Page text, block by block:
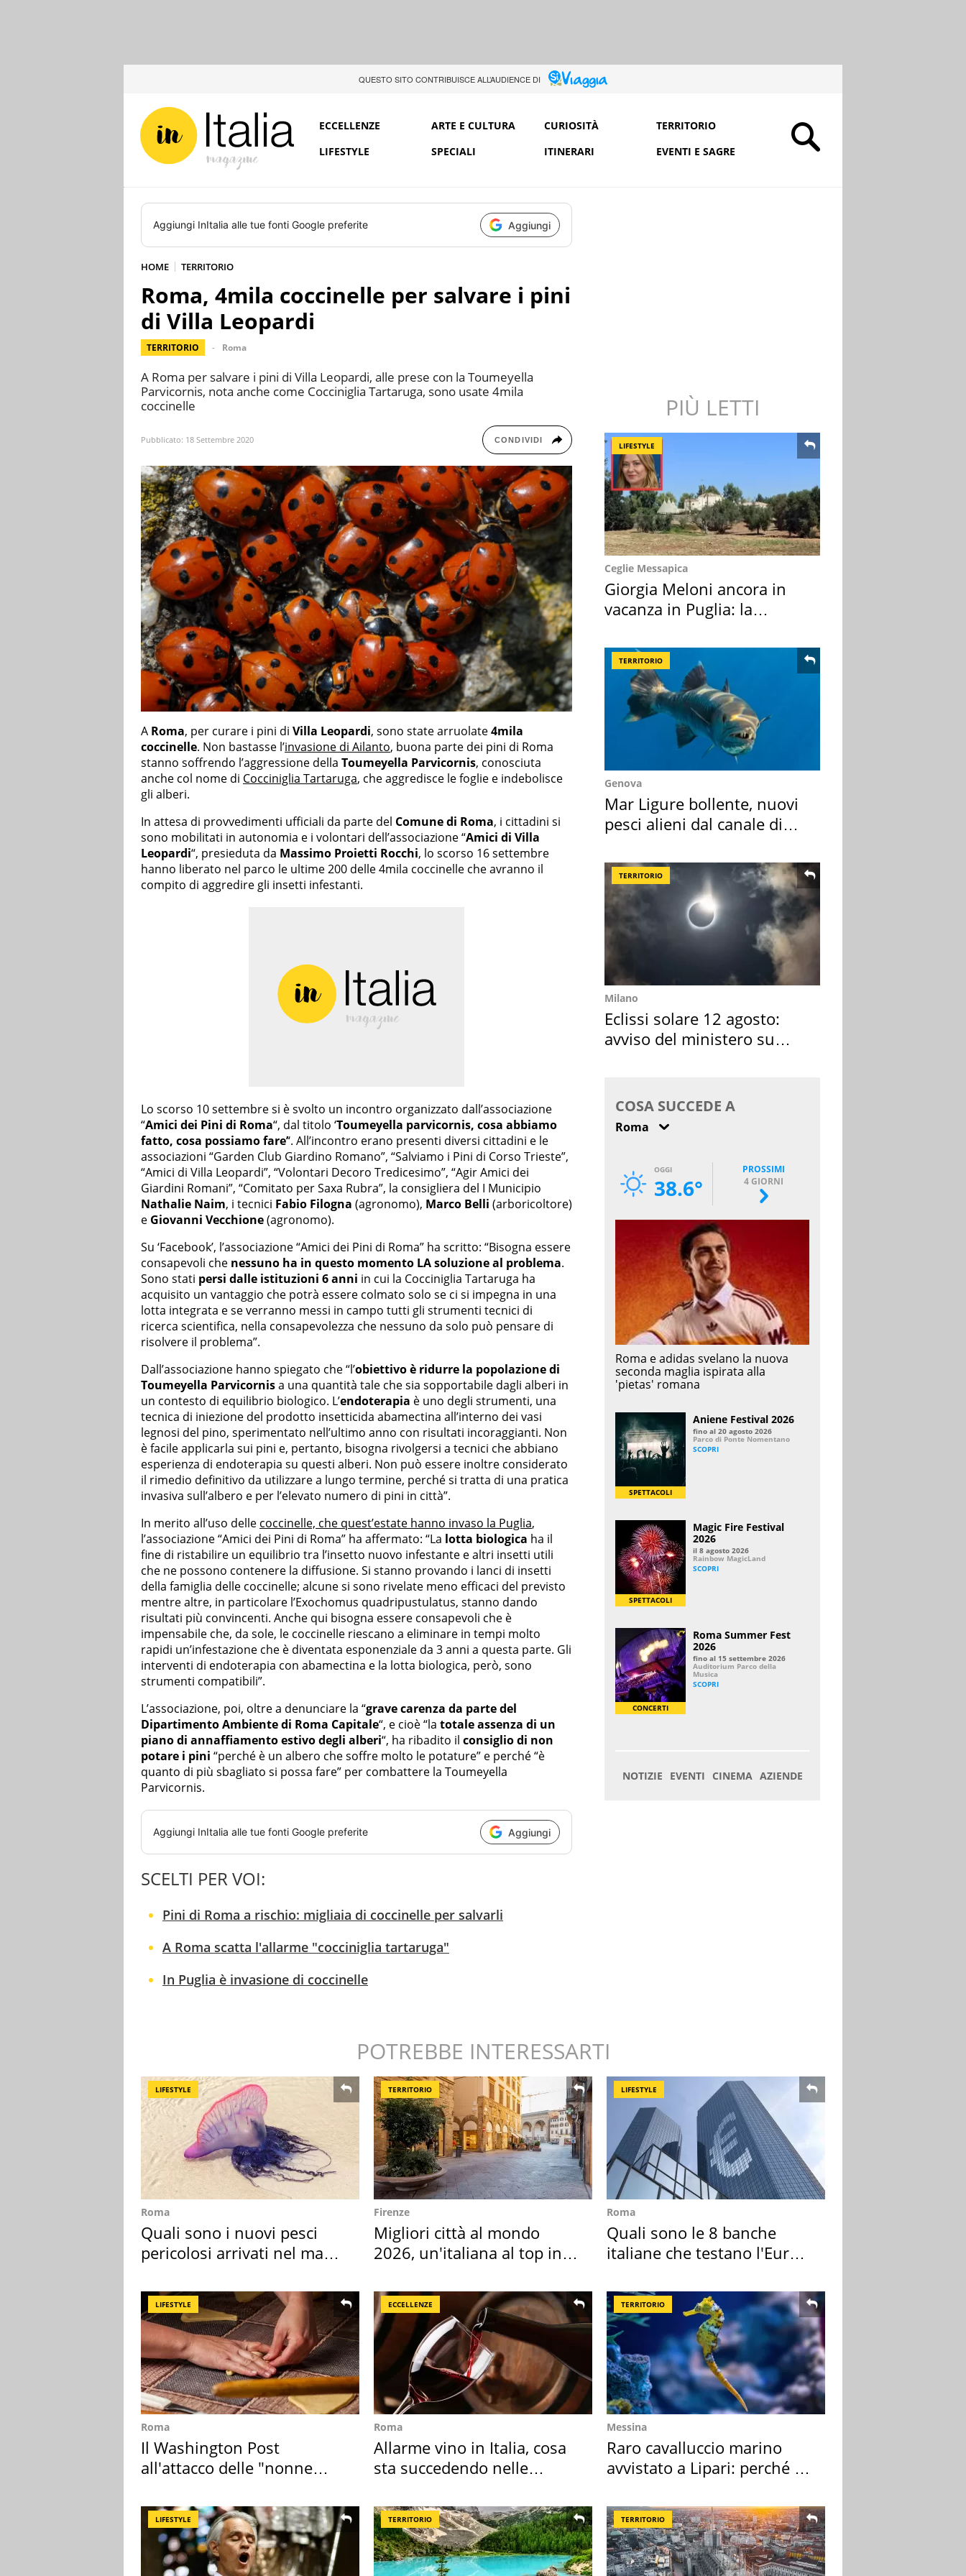
QUESTO SITO CONTRIBUISCE ALL’AUDIENCE DI
ECCELLENZE ARTE E CULTURA CURIOSITÀ
TERRITORIO
LIFESTYLE
SPECIALI ITINERARI EVENTI E SAGRE
Aggiungi InItalia alle tue fonti Google preferite Aggiungi
HOME TERRITORIO
Roma, 4mila coccinelle per salvare i pini
di Villa Leopardi
TERRITORIO Roma
A Roma per salvare i pini di Villa Leopardi, alle prese con la Toumeyella
Parvicornis, nota anche come Cocciniglia Tartaruga, sono usate 4mila
coccinelle
Pubblicato: 18 Settembre 2020 CONDIVIDI
A Roma, per curare i pini di Villa Leopardi, sono state arruolate4mila
coccinelle. Non bastasse l’invasione di Ailanto, buona parte dei pini di Roma
stanno soffrendo l’aggressione della Toumeyella Parvicornis, conosciuta
anche col nome di Cocciniglia Tartaruga, che aggredisce le foglie e indebolisce
gli alberi.
In attesa di provvedimenti ufficiali da parte del Comune di Roma, i cittadini si
sono mobilitati in autonomia e i volontari dell’associazione “Amici di Villa
Leopardi“, presieduta da Massimo Proietti Rocchi, lo scorso 16 settembre
hanno liberato nel parco le ultime 200 delle 4mila coccinelle che avranno il
compito di aggredire gli insetti infestanti.
Lo scorso 10 settembre si è svolto un incontro organizzato dall’associazione
“Amici dei Pini di Roma“, dal titolo ‘Toumeyella parvicornis, cosa abbiamo
fatto, cosa possiamo fare’‘. All’incontro erano presenti diversi cittadini e le
associazioni “Garden Club Giardino Romano”, “Salviamo i Pini di Corso Trieste”,
“Amici di Villa Leopardi”, “Volontari Decoro Tredicesimo”, “Agir Amici dei
Giardini Romani”, “Comitato per Saxa Rubra”, la consigliera del I Municipio
Nathalie Naim, i tecnici Fabio Filogna (agronomo), Marco Belli (arboricoltore)
e Giovanni Vecchione(agronomo).
Su ‘Facebook’, l’associazione “Amici dei Pini di Roma” ha scritto: “Bisogna essere
consapevoli che nessuno ha in questo momento LA soluzione al problema.
Sono stati persi dalle istituzioni 6 anni in cui la Cocciniglia Tartaruga ha
acquisito un vantaggio che potrà essere colmato solo se ci si impegna in una
lotta integrata e se verranno messi in campo tutti gli strumenti tecnici di
ricerca scientifica, nella consapevolezza che nessuno da solo può pensare di
risolvere il problema”.
Dall’associazione hanno spiegato che “l’obiettivo è ridurre la popolazione di
Toumeyella Parvicornisa una quantità tale che sia sopportabile dagli alberi in
un contesto di equilibrio biologico. L’endoterapia è uno degli strumenti, una
tecnica di iniezione del prodotto insetticida abamectina all’interno dei vasi
legnosi del pino, sperimentato nell’ultimo anno con risultati incoraggianti. Non
è facile applicarla sui pini e, pertanto, bisogna rivolgersi a tecnici che abbiano
esperienza di endoterapia su questi alberi. Non può essere inoltre considerato
il rimedio definitivo da utilizzare a lungo termine, perché si tratta di una pratica
invasiva sull’albero e per l’elevato numero di pini in città”.
In merito all’uso delle coccinelle, che quest’estate hanno invaso la Puglia,
l’associazione “Amici dei Pini di Roma” ha affermato: “La lotta biologica ha il
fine di ristabilire un equilibrio tra l’insetto nuovo infestante e altri insetti utili
che ne possono contenere la diffusione. Si stanno provando i lanci di insetti
della famiglia delle coccinelle; alcune si sono rivelate meno efficaci del previsto
mentre altre, in particolare l’Exochomus quadripustulatus, stanno dando
risultati più convincenti. Anche qui bisogna essere consapevoli che è
impensabile che, da sole, le coccinelle riescano a eliminare in tempi molto
rapidi un’infestazione che è diventata esponenziale da 3 anni a questa parte. Gli
interventi di endoterapia con abamectina e la lotta biologica, però, sono
strumenti compatibili”.
L’associazione, poi, oltre a denunciare la “grave carenza da parte del
Dipartimento Ambiente di Roma Capitale“, e cioè “la totale assenza di un
piano di annaffiamento estivo degli alberi“, ha ribadito il consiglio di non
potare i pini “perché è un albero che soffre molto le potature” e perché “è
quanto di più sbagliato si possa fare” per combattere la Toumeyella
Parvicornis.
Aggiungi InItalia alle tue fonti Google preferite Aggiungi
SCELTI PER VOI:
Pini di Roma a rischio: migliaia di coccinelle per salvarli
A Roma scatta l'allarme "cocciniglia tartaruga"
In Puglia è invasione di coccinelle
PIÙ LETTI
LIFESTYLE
Ceglie Messapica
Giorgia Meloni ancora in
vacanza in Puglia: la
TERRITORIO
Genova
Mar Ligure bollente, nuovi
pesci alieni dal canale di
TERRITORIO
Milano
Eclissi solare 12 agosto:
avviso del ministero su
POTREBBE INTERESSARTI
LIFESTYLE
Roma
Quali sono i nuovi pesci
pericolosi arrivati nel mar
TERRITORIO
Firenze
Migliori città al mondo
2026, un'italiana al top in
LIFESTYLE
Roma
Quali sono le 8 banche
italiane che testano l'Euro
LIFESTYLE
Roma
Il Washington Post
all'attacco delle "nonne
ECCELLENZE
Roma
Allarme vino in Italia, cosa
sta succedendo nelle
TERRITORIO
Messina
Raro cavalluccio marino
avvistato a Lipari: perché è
LIFESTYLE TERRITORIO TERRITORIO